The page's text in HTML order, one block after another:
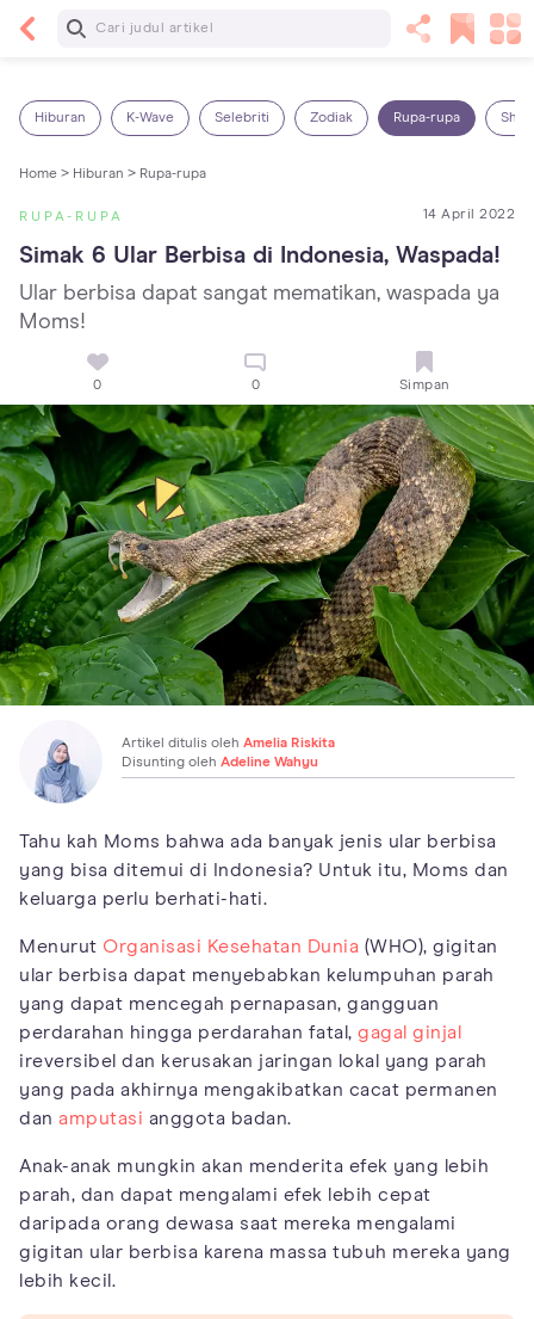
Baca Selanjutnya
Hiburan K-Wave Selebriti Zodiak Rupa-rupa
Home > Hiburan > Rupa-rupa
RUPA-RUPA 14 April 2022
Simak 6 Ular Berbisa di Indonesia, Waspada!
Ular berbisa dapat sangat mematikan, waspada ya
Moms!
0 0 Simpan
Artikel ditulis oleh Amelia Riskita
Disunting oleh Adeline Wahyu
Tahu kah Moms bahwa ada banyak jenis ular berbisa
yang bisa ditemui di Indonesia? Untuk itu, Moms dan
keluarga perlu berhati-hati.
Menurut Organisasi Kesehatan Dunia (WHO), gigitan
ular berbisa dapat menyebabkan kelumpuhan parah
yang dapat mencegah pernapasan, gangguan
perdarahan hingga perdarahan fatal, gagal ginjal
ireversibel dan kerusakan jaringan lokal yang parah
yang pada akhirnya mengakibatkan cacat permanen
dan amputasi anggota badan.
Anak-anak mungkin akan menderita efek yang lebih
parah, dan dapat mengalami efek lebih cepat
daripada orang dewasa saat mereka mengalami
gigitan ular berbisa karena massa tubuh mereka yang
lebih kecil.